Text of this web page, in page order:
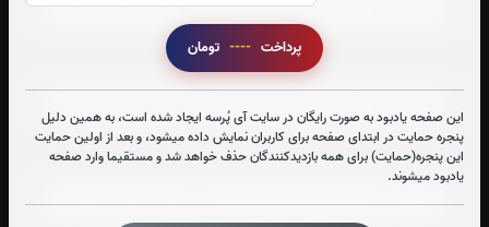
پرداخت ----
این صفحه یادبود به صورت رایگان در سایت آی پُرسه ایجاد شده است، به همین دلیل
پنجره حمایت در ابتدای صفحه برای کاربران نمایش داده میشود، و بعد از اولین حمایت
این پنجره(حمایت) برای همه بازدیدکنندگان حذف خواهد شد و مستقیما وارد صفحه
یادبود میشوند.
صوت جزء شماره 4
صوت جزء شماره 5